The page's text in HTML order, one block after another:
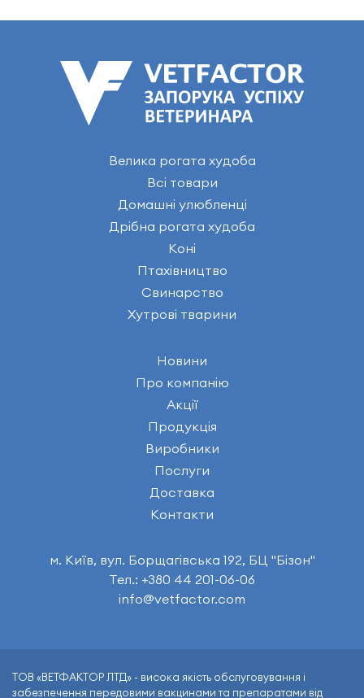
Велика рогата худоба
Всі товари
Домашні улюбленці
Дрібна рогата худоба
Коні
Птахівництво
Свинарство
Хутрові тварини
Новини
Про компанію
Акції
Продукція
Виробники
Послуги
Доставка
Контакти
м. Київ, вул. Борщагівська 192, БЦ "Бізон"
Тел.: +380 44 201-06-06
info@vetfactor.com
ТОВ «ВЕТФАКТОР ЛТД» - висока якість обслуговування і
забезпечення передовими вакцинами та препаратами від